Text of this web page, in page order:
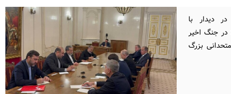
دیدار با
در جنگ اخیر
بزرگ